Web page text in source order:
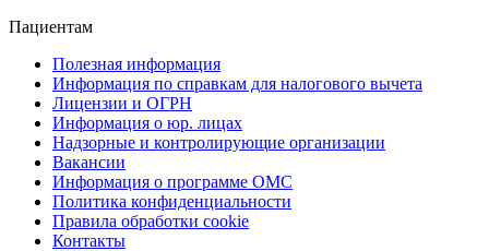
Пациентам
Полезная информация
Информация по справкам для налогового вычета
Лицензии и ОГРН
Информация о юр. лицах
Надзорные и контролирующие организации
Вакансии
Информация о программе ОМС
Политика конфиденциальности
Правила обработки cookie
Контакты